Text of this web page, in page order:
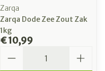
Zarqa
Zarqa Dode Zee Zout Zak
1kg
€ 10,99